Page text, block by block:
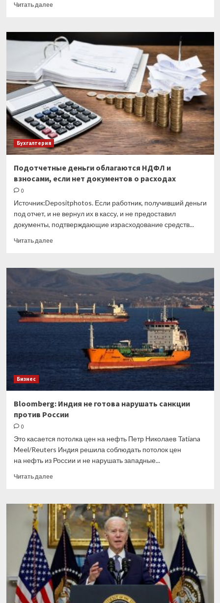
Читать далееПрочитать
Скоро
малые
предприятия
будут
статотчетность
по-
новому
Бухгалтерия
Подотчетные деньги облагаются НДФЛ и
взносами, если нет документов о расходах
0
Источник:Depositphotos. Если работник, получивший деньги
под отчет, и не вернул их в кассу, и не предоставил
документы, подтверждающие израсходование средств...
Читать далееПрочитать
Подотчетные
НДФЛ
и
взносами,
если
Бизнес
Bloomberg: Индия не готова нарушать санкции
против России
0
Это касается потолка цен на нефть Петр Николаев Tatiana
Meel/Reuters Индия решила соблюдать потолок цен
на нефть из России и не нарушать западные...
Читать далееПрочитать
Bloomberg:
Индия
не
готова
нарушать
санкции
против
России